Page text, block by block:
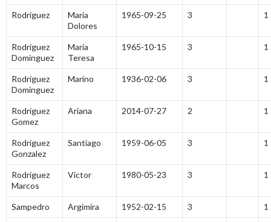
Rodriguez
María
Dolores
1965-09-25 3 1
Rodriguez
Dominguez
María
Teresa
1965-10-15 3 1
Rodriguez
Dominguez
Marino 1936-02-06 3 1
Rodriguez
Gomez
Ariana 2014-07-27 2 1
Rodriguez
Gonzalez
Santiago 1959-06-05 3 1
Rodriguez
Marcos
Victor 1980-05-23 3 1
Sampedro Argimira 1952-02-15 3 1